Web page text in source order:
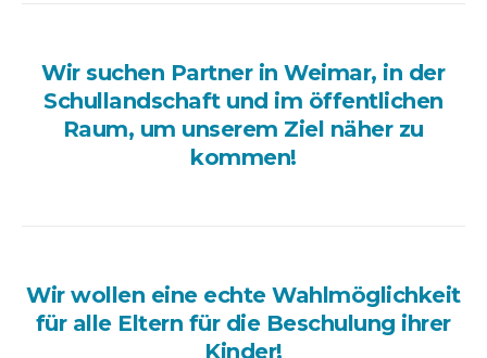
Wir suchen Partner in Weimar, in der
Schullandschaft und im öffentlichen
Raum, um unserem Ziel näher zu
kommen!
Wir wollen eine echte Wahlmöglichkeit
für alle Eltern für die Beschulung ihrer
Kinder!